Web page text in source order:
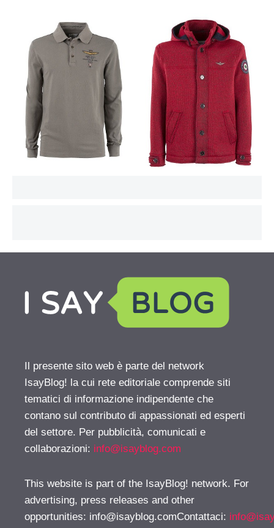
Il presente sito web è parte del network
IsayBlog! la cui rete editoriale comprende siti
tematici di informazione indipendente che
contano sul contributo di appassionati ed esperti
del settore. Per pubblicità, comunicati e
collaborazioni: info@isayblog.com
This website is part of the IsayBlog! network. For
advertising, press releases and other
opportunities: info@isayblog.comContattaci: